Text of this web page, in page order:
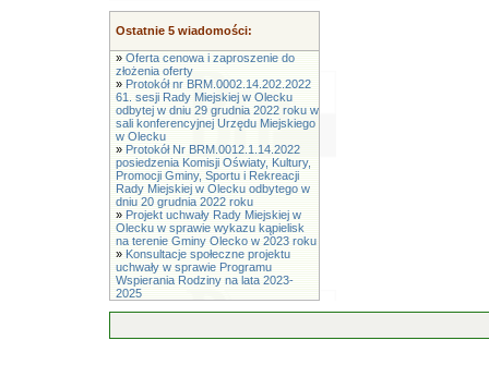
Ostatnie 5 wiadomości:
» Oferta cenowa i zaproszenie do
złożenia oferty
» Protokół nr BRM.0002.14.202.2022
61. sesji Rady Miejskiej w Olecku
odbytej w dniu 29 grudnia 2022 roku w
sali konferencyjnej Urzędu Miejskiego
w Olecku
» Protokół Nr BRM.0012.1.14.2022
posiedzenia Komisji Oświaty, Kultury,
Promocji Gminy, Sportu i Rekreacji
Rady Miejskiej w Olecku odbytego w
dniu 20 grudnia 2022 roku
» Projekt uchwały Rady Miejskiej w
Olecku w sprawie wykazu kąpielisk
na terenie Gminy Olecko w 2023 roku
» Konsultacje społeczne projektu
uchwały w sprawie Programu
Wspierania Rodziny na lata 2023-
2025